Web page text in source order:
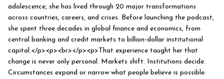
adolescence, she has lived through 20 major transformations
across countries, careers, and crises. Before launching the podcast,
she spent three decades in global finance and economics, from
central banking and credit markets to billion-dollar institutional
capital.</p><p><br></p><p>That experience taught her that
change is never only personal. Markets shift. Institutions decide.
Circumstances expand or narrow what people believe is possible.